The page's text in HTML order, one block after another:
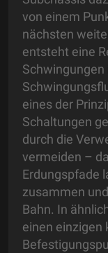
von einem
nächsten
entsteht eine
eines der
Schaltungen
durch die
vermeiden –
Erdungspfade
zusammen
Bahn. In
einen einzigen